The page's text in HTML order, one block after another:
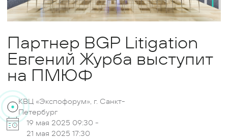
Партнер BGP Litigation
Евгений Журба выступит
на ПМЮФ
КВЦ «Экспофорум», г. Санкт-
Петербург
19 мая 2025 09:30 -
21 мая 2025 17:30